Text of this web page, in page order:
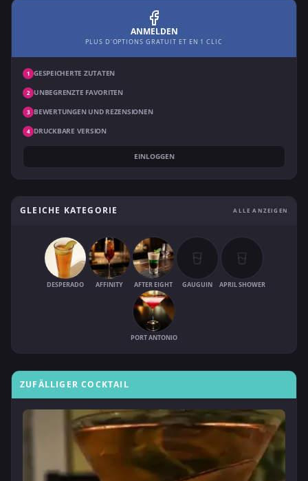
ANMELDEN
PLUS D'OPTIONS GRATUIT ET EN 1 CLIC
1 GESPEICHERTE ZUTATEN
2 UNBEGRENZTE FAVORITEN
3 BEWERTUNGEN UND REZENSIONEN
4 DRUCKBARE VERSION
EINLOGGEN
GLEICHE KATEGORIE ALLE ANZEIGEN
DESPERADO AFFINITY AFTER EIGHT GAUGUIN APRIL SHOWER
PORT ANTONIO
ZUFÄLLIGER COCKTAIL